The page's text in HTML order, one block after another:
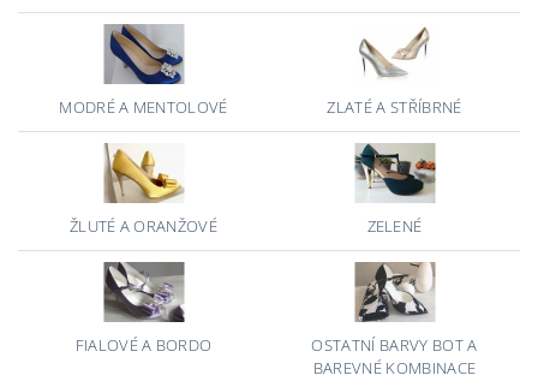
MODRÉ A MENTOLOVÉ ZLATÉ A STŘÍBRNÉ
ŽLUTÉ A ORANŽOVÉ ZELENÉ
FIALOVÉ A BORDO
OSTATNÍ BARVY BOT A
BAREVNÉ KOMBINACE